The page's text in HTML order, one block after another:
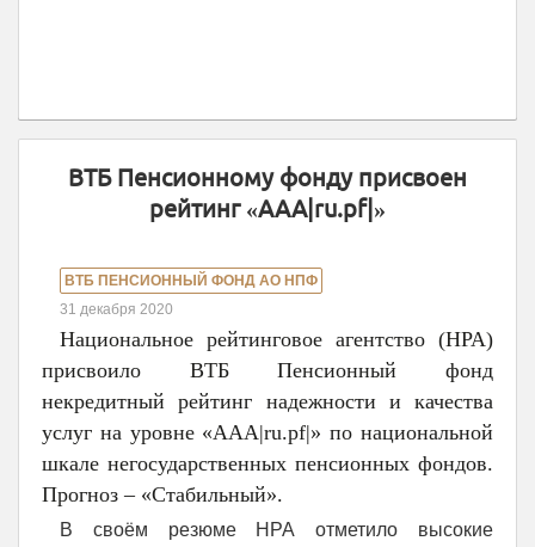
ВТБ Пенсионному фонду присвоен
рейтинг «ААА|ru.pf|»
ВТБ ПЕНСИОННЫЙ ФОНД АО НПФ
31 декабря 2020
Национальное рейтинговое агентство (НРА)
присвоило ВТБ Пенсионный фонд
некредитный рейтинг надежности и качества
услуг на уровне «ААА|ru.pf|» по национальной
шкале негосударственных пенсионных фондов.
Прогноз – «Стабильный».
В своём резюме НРА отметило высокие